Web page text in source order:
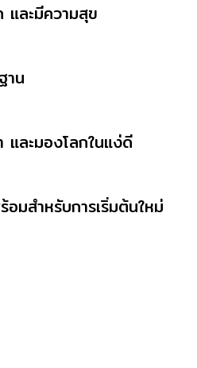
และมีความสุข
าน
และมองโลกในแง่ดี
มสำหรับการเริ่มต้นใหม่